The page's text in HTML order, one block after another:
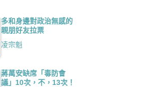
多和身邊對政治無感的
親朋好友拉票
凌宗魁
蔣萬安缺席「毒防會
議」10次，不，13次！